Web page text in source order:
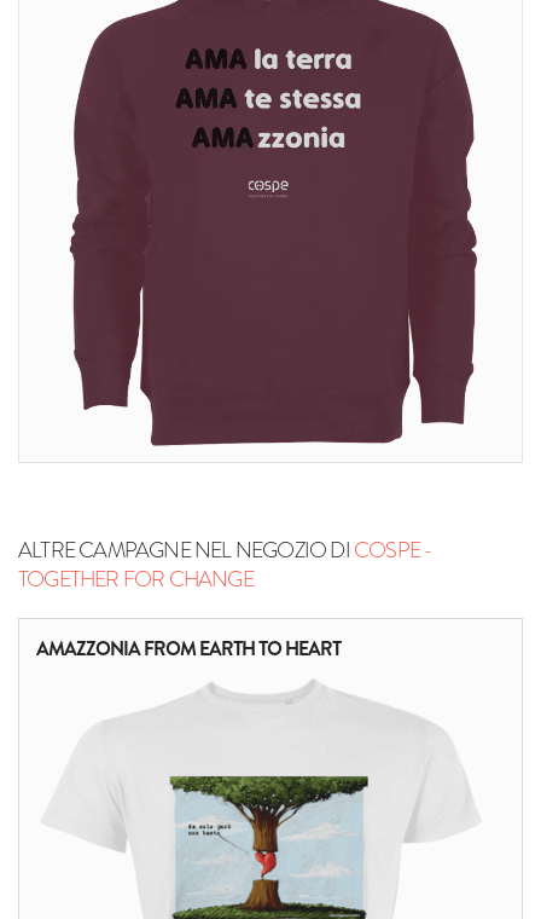
ALTRE CAMPAGNE NEL NEGOZIO DICOSPE -
TOGETHER FOR CHANGE
AMAZZONIA FROM EARTH TO HEART